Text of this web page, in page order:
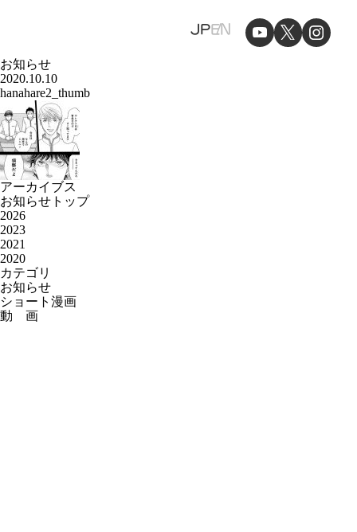
JPEN
お知らせ
2020.10.10
hanahare2_thumb
アーカイブス
お知らせトップ
2026
2023
2021
2020
カテゴリ
お知らせ
ショート漫画
動 画